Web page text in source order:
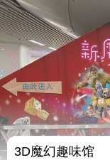
3D魔幻趣味馆
